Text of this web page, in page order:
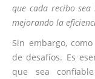
que cada recibo
mejorando la
Sin embargo,
de desafíos. Es
que sea